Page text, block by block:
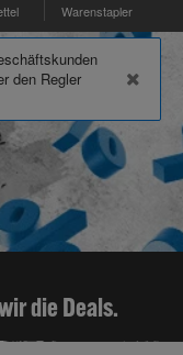
Warenstapler
den Regler
die Deals.